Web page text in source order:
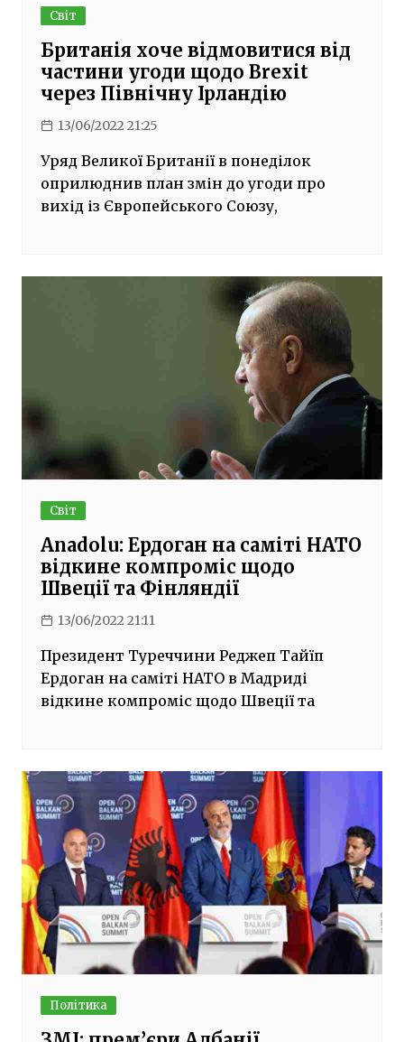
Світ
Британія хоче відмовитися від
частини угоди щодо Brexit
через Північну Ірландію
13/06/2022 21:25
Уряд Великої Британії в понеділок
оприлюднив план змін до угоди про
вихід із Європейського Союзу,
Світ
Anadolu: Ердоган на саміті НАТО
відкине компроміс щодо
Швеції та Фінляндії
13/06/2022 21:11
Президент Туреччини Реджеп Тайїп
Ердоган на саміті НАТО в Мадриді
відкине компроміс щодо Швеції та
Політика